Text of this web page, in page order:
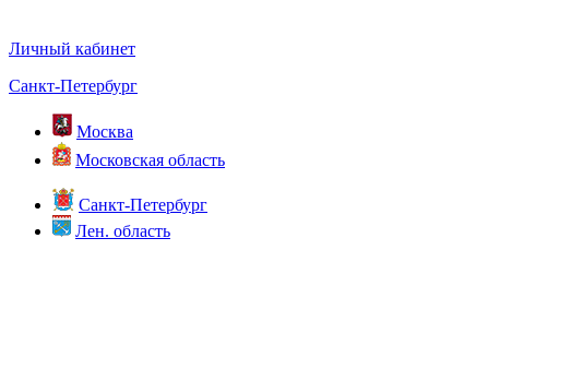
Личный кабинет
Санкт-Петербург
Москва
Московская область
Санкт-Петербург
Лен. область